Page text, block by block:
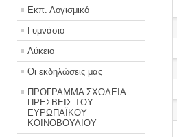
Εκπ. Λογισμικό
Γυμνάσιο
Λύκειο
Οι εκδηλώσεις μας
ΠΡΟΓΡΑΜΜΑ ΣΧΟΛΕΙΑ
ΠΡΕΣΒΕΙΣ ΤΟΥ
ΕΥΡΩΠΑΪΚΟΥ
ΚΟΙΝΟΒΟΥΛΙΟΥ